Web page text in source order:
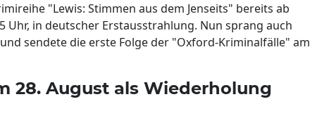
"Lewis: Stimmen aus dem Jenseits" bereits ab
Uhr, in deutscher Erstausstrahlung. Nun sprang auch
sendete die erste Folge der "Oxford-Kriminalfälle" am
28. August als Wiederholung